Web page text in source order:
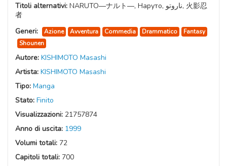
Titoli alternativi: NARUTO―ナルト―, Наруто, ناروتو, 火影忍
者
Generi:
Azione Avventura Commedia Drammatico
Fantasy
Shounen
Autore: KISHIMOTO Masashi
Artista: KISHIMOTO Masashi
Tipo: Manga
Stato: Finito
Visualizzazioni: 21757874
Anno di uscita: 1999
Volumi totali: 72
Capitoli totali: 700